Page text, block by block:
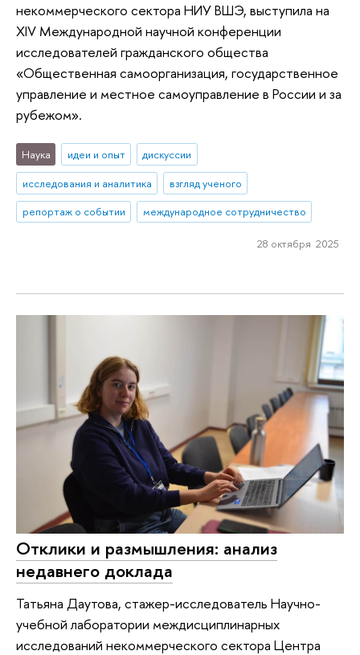
некоммерческого сектора НИУ ВШЭ, выступила на
XIV Международной научной конференции
исследователей гражданского общества
«Общественная самоорганизация, государственное
управление и местное самоуправление в России и за
рубежом».
Наука идеи и опыт
дискуссии
исследования и аналитика
взгляд ученого
репортаж о событии
международное сотрудничество
28 октября 2025
Отклики и размышления: анализ
недавнего доклада
Татьяна Даутова, стажер-исследователь Научно-
учебной лаборатории междисциплинарных
исследований некоммерческого сектора Центра